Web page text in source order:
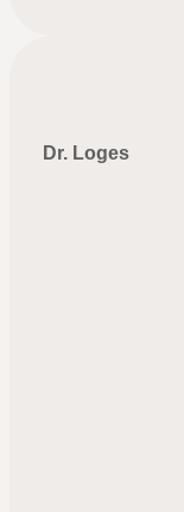
Dr. Loges